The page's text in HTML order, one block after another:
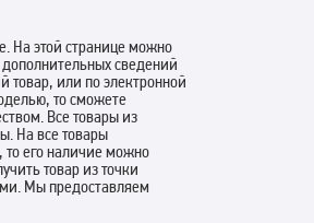
На этой странице можно
сведений
или по электронной
то сможете
Все товары из
На все товары
то его наличие можно
товар из точки
Мы предоставляем